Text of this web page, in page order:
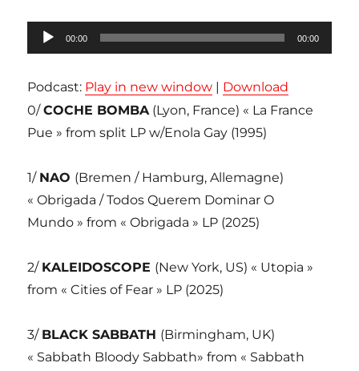
Lecteur
audio
00:00 00:00
Podcast: Play in new window | Download
0/COCHE BOMBA(Lyon, France) « La France
Pue » from split LP w/Enola Gay (1995)
1/ NAO (Bremen / Hamburg, Allemagne)
« Obrigada / Todos Querem Dominar O
Mundo » from « Obrigada » LP (2025)
2/ KALEIDOSCOPE (New York, US) « Utopia »
from « Cities of Fear » LP (2025)
3/ BLACK SABBATH (Birmingham, UK)
« Sabbath Bloody Sabbath» from « Sabbath